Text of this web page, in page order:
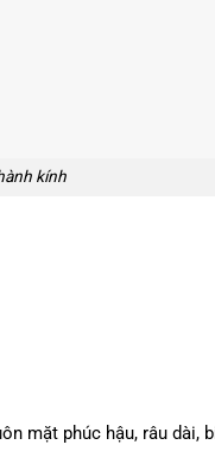
kính
mặt phúc hậu, râu dài,